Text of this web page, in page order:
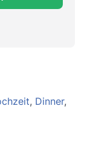
, Dinner,